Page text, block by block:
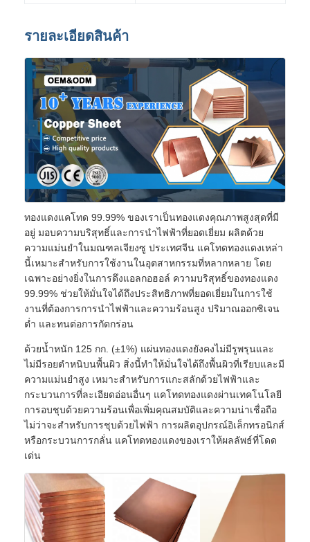
รายละเอียดสินค้า
ทองแดงแคโทด 99.99% ของเราเป็นทองแดงคุณภาพสูงสุดที่มี
อยู่ มอบความบริสุทธิ์และการนำไฟฟ้าที่ยอดเยี่ยม ผลิตด้วย
ความแม่นยำในมณฑลเจียงซู ประเทศจีน แคโทดทองแดงเหล่า
นี้เหมาะสำหรับการใช้งานในอุตสาหกรรมที่หลากหลาย โดย
เฉพาะอย่างยิ่งในการดึงแอลกอฮอล์ ความบริสุทธิ์ของทองแดง
99.99% ช่วยให้มั่นใจได้ถึงประสิทธิภาพที่ยอดเยี่ยมในการใช้
งานที่ต้องการการนำไฟฟ้าและความร้อนสูง ปริมาณออกซิเจน
ต่ำ และทนต่อการกัดกร่อน
ด้วยน้ำหนัก 125 กก. (±1%) แผ่นทองแดงยังคงไม่มีรูพรุนและ
ไม่มีรอยตำหนิบนพื้นผิว สิ่งนี้ทำให้มั่นใจได้ถึงพื้นผิวที่เรียบและมี
ความแม่นยำสูง เหมาะสำหรับการแกะสลักด้วยไฟฟ้าและ
กระบวนการที่ละเอียดอ่อนอื่นๆ แคโทดทองแดงผ่านเทคโนโลยี
การอบชุบด้วยความร้อนเพื่อเพิ่มคุณสมบัติและความน่าเชื่อถือ
ไม่ว่าจะสำหรับการชุบด้วยไฟฟ้า การผลิตอุปกรณ์อิเล็กทรอนิกส์
หรือกระบวนการกลั่น แคโทดทองแดงของเราให้ผลลัพธ์ที่โดด
เด่น